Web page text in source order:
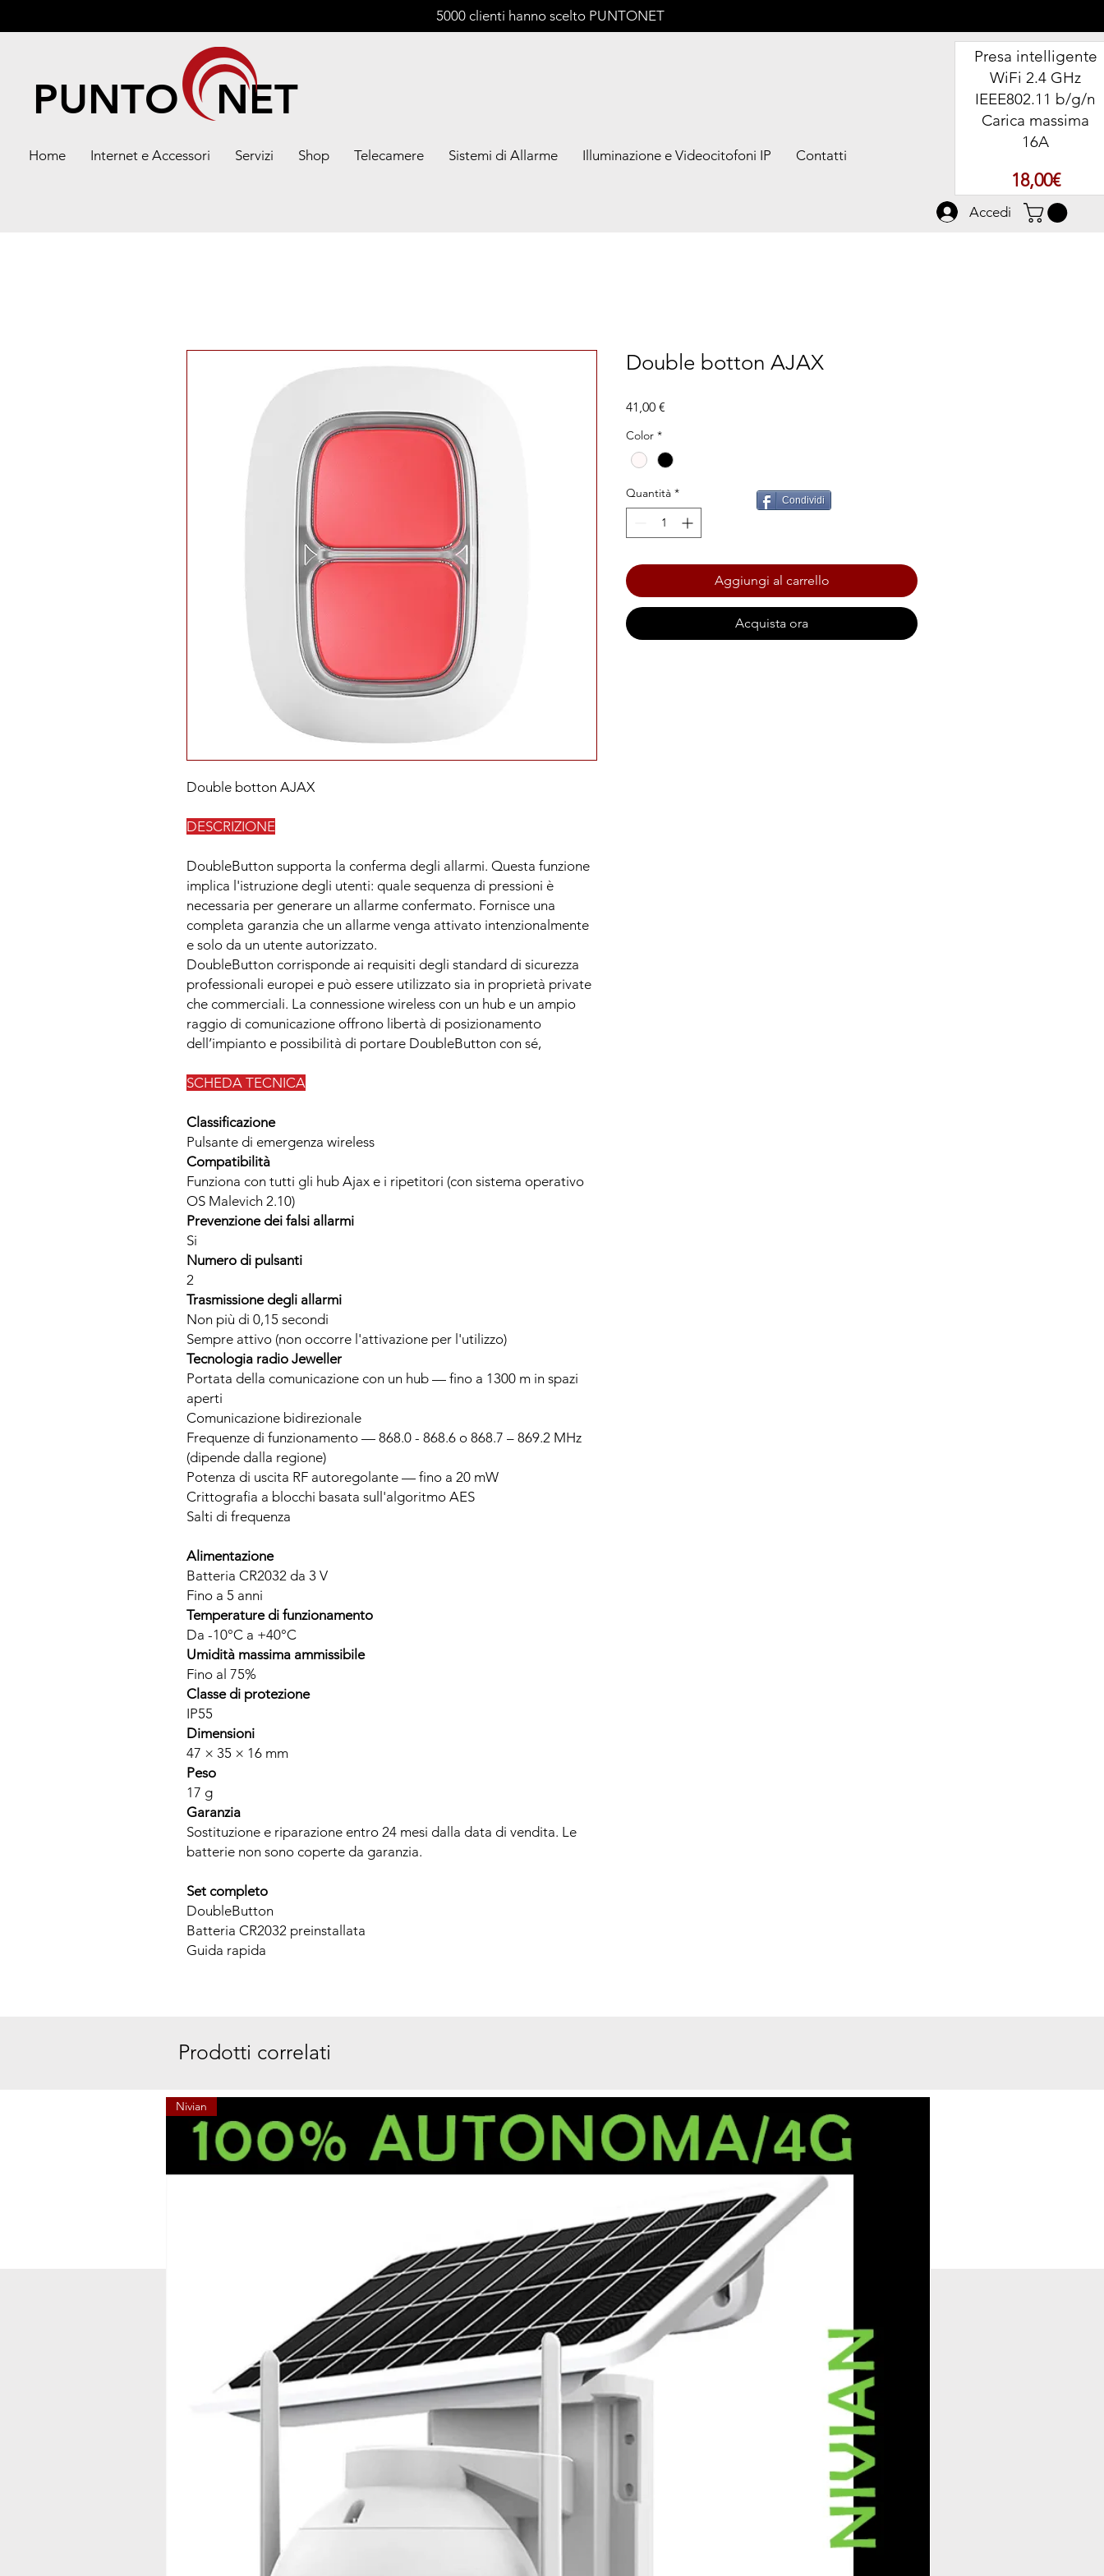
5000 clienti hanno scelto PUNTONET
Presa intelligente
WiFi 2.4 GHz
IEEE802.11 b/g/n
Carica massima
16A
18,00€
Home Internet e Accessori Servizi Shop Telecamere Sistemi di Allarme Illuminazione e Videocitofoni IP Contatti
PUNTO NET
Accedi
Double botton AJAX
DESCRIZIONE
DoubleButton supporta la conferma degli allarmi. Questa funzione
implica l'istruzione degli utenti: quale sequenza di pressioni è
necessaria per generare un allarme confermato. Fornisce una
completa garanzia che un allarme venga attivato intenzionalmente
e solo da un utente autorizzato.
DoubleButton corrisponde ai requisiti degli standard di sicurezza
professionali europei e può essere utilizzato sia in proprietà private
che commerciali. La connessione wireless con un hub e un ampio
raggio di comunicazione offrono libertà di posizionamento
dell’impianto e possibilità di portare DoubleButton con sé,
SCHEDA TECNICA
Classificazione
Pulsante di emergenza wireless
Compatibilità
Funziona con tutti gli hub Ajax e i ripetitori (con sistema operativo
OS Malevich 2.10)
Prevenzione dei falsi allarmi
Si
Numero di pulsanti
2
Trasmissione degli allarmi
Non più di 0,15 secondi
Sempre attivo (non occorre l'attivazione per l'utilizzo)
Tecnologia radio Jeweller
Portata della comunicazione con un hub — fino a 1300 m in spazi
aperti
Comunicazione bidirezionale
Frequenze di funzionamento — 868.0 - 868.6 o 868.7 – 869.2 MHz
(dipende dalla regione)
Potenza di uscita RF autoregolante — fino a 20 mW
Crittografia a blocchi basata sull'algoritmo AES
Salti di frequenza
Alimentazione
Batteria CR2032 da 3 V
Fino a 5 anni
Temperature di funzionamento
Da -10°C a +40°C
Umidità massima ammissibile
Fino al 75%
Classe di protezione
IP55
Dimensioni
47 × 35 × 16 mm
Peso
17 g
Garanzia
Sostituzione e riparazione entro 24 mesi dalla data di vendita. Le
batterie non sono coperte da garanzia.
Set completo
DoubleButton
Batteria CR2032 preinstallata
Guida rapida
Double botton AJAX
41,00 €
Color *
Quantità *
Aggiungi al carrello
Acquista ora
Condividi
Prodotti correlati
Nivian